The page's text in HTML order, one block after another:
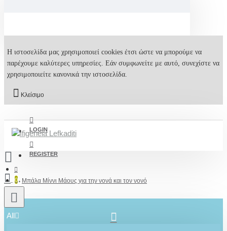
Η ιστοσελίδα μας χρησιμοποιεί cookies έτσι ώστε να μπορούμε να
παρέχουμε καλύτερες υπηρεσίες. Εάν συμφωνείτε με αυτό, συνεχίστε να
χρησιμοποιείτε κανονικά την ιστοσελίδα.
Κλείσιμο
LOGIN
REGISTER
0
All
Μπάλα Μίννι Μάους για την νονά και τον νονό